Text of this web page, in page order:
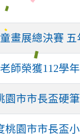
畫展總決賽
師榮獲112學
園市市長盃硬
桃園市市長盃